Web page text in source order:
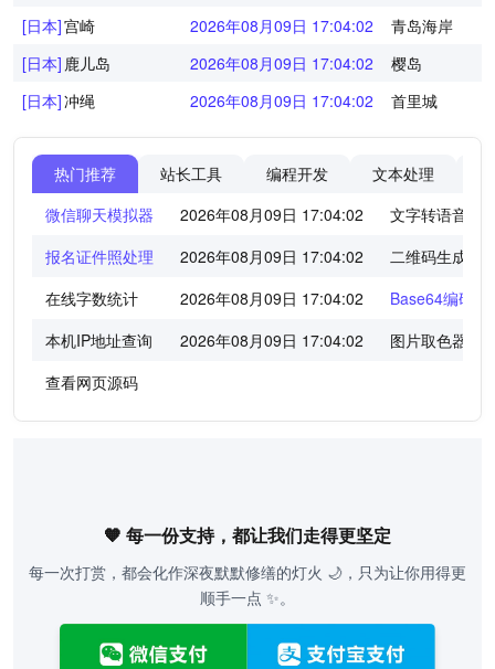
[日本]宫崎 2026年08月09日 17:04:02
青岛海岸
[日本] 鹿儿岛 2026年08月09日 17:04:02
樱岛
[日本]冲绳 2026年08月09日 17:04:02 首里城
热门推荐 站长工具 编程开发 文本处理
微信聊天模拟器
2026年08月09日 17:04:02
文字转语音工
报名证件照处理
2026年08月09日 17:04:02
二维码生成器
在线字数统计
2026年08月09日 17:04:02
Base64编码/
本机IP地址查询
2026年08月09日 17:04:02
图片取色器
查看网页源码
🧡 每一份支持，都让我们走得更坚定
每一次打赏，都会化作深夜默默修缮的灯火 🌙，只为让你用得更
顺手一点 ✨。